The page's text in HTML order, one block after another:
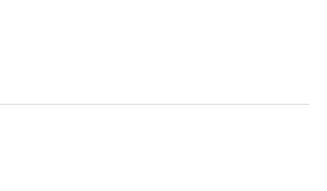
ou área verde e encontrar